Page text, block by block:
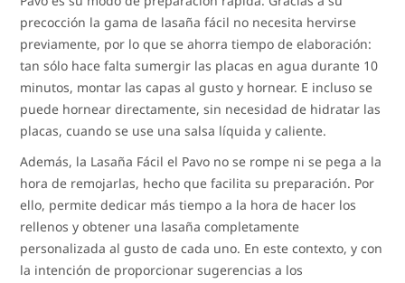
precocción la gama de lasaña fácil no necesita hervirse
previamente, por lo que se ahorra tiempo de elaboración:
tan sólo hace falta sumergir las placas en agua durante 10
minutos, montar las capas al gusto y hornear. E incluso se
puede hornear directamente, sin necesidad de hidratar las
placas, cuando se use una salsa líquida y caliente.
Además, la Lasaña Fácil el Pavo no se rompe ni se pega a la
hora de remojarlas, hecho que facilita su preparación. Por
ello, permite dedicar más tiempo a la hora de hacer los
rellenos y obtener una lasaña completamente
personalizada al gusto de cada uno. En este contexto, y con
la intención de proporcionar sugerencias a los